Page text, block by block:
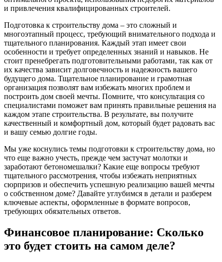
и привлечения квалифицированных строителей.
Подготовка к строительству дома – это сложный и
многоэтапный процесс, требующий внимательного подхода и
тщательного планирования. Каждый этап имеет свои
особенности и требует определенных знаний и навыков. Не
стоит пренебрегать подготовительными работами, так как от
их качества зависит долговечность и надежность вашего
будущего дома. Тщательное планирование и грамотная
организация позволят вам избежать многих проблем и
построить дом своей мечты. Помните, что консультация со
специалистами поможет вам принять правильные решения на
каждом этапе строительства. В результате, вы получите
качественный и комфортный дом, который будет радовать вас
и вашу семью долгие годы.
Мы уже коснулись темы подготовки к строительству дома, но
что еще важно учесть, прежде чем застучат молотки и
заработают бетономешалки? Какие еще вопросы требуют
тщательного рассмотрения, чтобы избежать неприятных
сюрпризов и обеспечить успешную реализацию вашей мечты
о собственном доме? Давайте углубимся в детали и разберем
ключевые аспекты, оформленные в формате вопросов,
требующих обязательных ответов.
Финансовое планирование: Сколько
это будет стоить на самом деле?